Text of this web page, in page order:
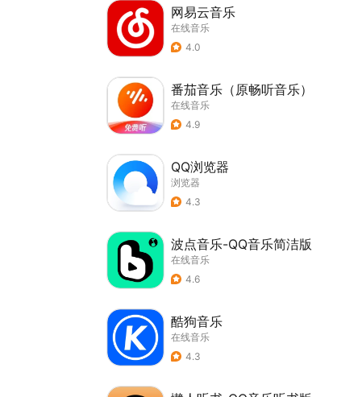
网易云音乐
在线音乐
4.0
番茄音乐（原畅听音乐）
在线音乐
4.9
QQ浏览器
浏览器
4.3
波点音乐-QQ音乐简洁版
在线音乐
4.6
酷狗音乐
在线音乐
4.3